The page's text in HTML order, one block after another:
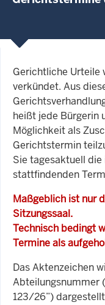
Gerichtliche Urteile
verkündet. Aus
heißt jede Bürgerin
Möglichkeit als
Gerichtstermin
Sie tagesaktuell
stattfindenden
Maßgeblich ist nur
Sitzungssaal.
Technisch bedingt
Termine als
Das Aktenzeichen
Abteilungsnummer
123/26”)